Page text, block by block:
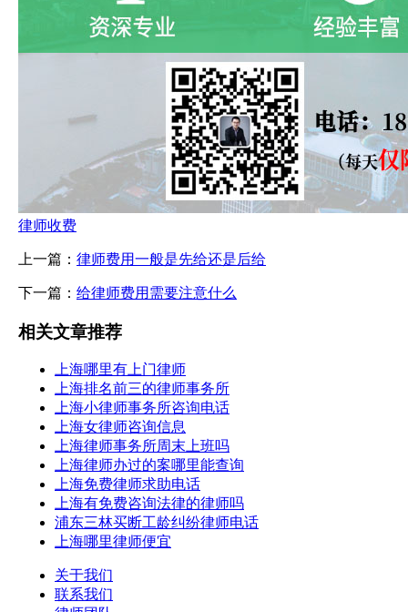
律师收费
上一篇： 律师费用一般是先给还是后给
下一篇： 给律师费用需要注意什么
相关文章推荐
上海哪里有上门律师
上海排名前三的律师事务所
上海小律师事务所咨询电话
上海女律师咨询信息
上海律师事务所周末上班吗
上海律师办过的案哪里能查询
上海免费律师求助电话
上海有免费咨询法律的律师吗
浦东三林买断工龄纠纷律师电话
上海哪里律师便宜
关于我们
联系我们